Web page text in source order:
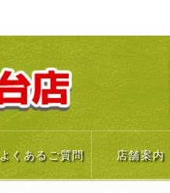
よくあるご質問 店舗案内